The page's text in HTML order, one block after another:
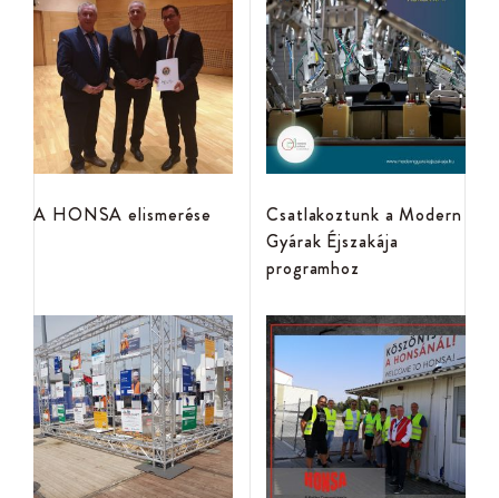
A HONSA elismerése
Csatlakoztunk a Modern
Gyárak Éjszakája
programhoz